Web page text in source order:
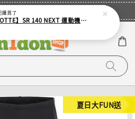
的專屬折扣券！
夏日大FUN送
購買了
【COLANTOTTE】SR 140 NEXT 運動機能磁石項圈